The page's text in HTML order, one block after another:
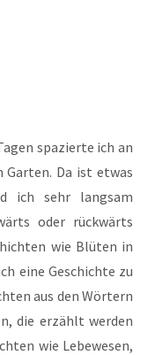
spa­zier­te ich an
Da ist etwas
ich sehr lang­sam
oder rück­wärts
wie Blü­ten in
eine Geschich­te zu
aus den Wör­tern
die erzählt wer­den
wie Lebe­we­sen,